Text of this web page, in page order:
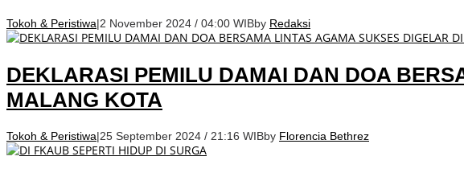
Tokoh & Peristiwa|2 November 2024 / 04:00 WIBby Redaksi
DEKLARASI PEMILU DAMAI DAN DOA
MALANG KOTA
Tokoh & Peristiwa|25 September 2024 / 21:16 WIBby Florencia Bethrez